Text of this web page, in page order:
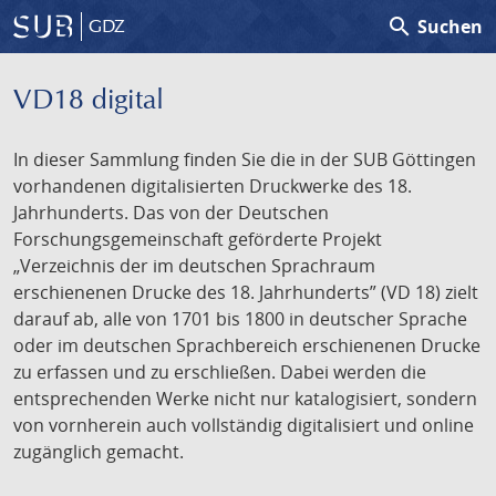
GDZ search Suchen
VD18 digital
In dieser Sammlung finden Sie die in der SUB Göttingen
vorhandenen digitalisierten Druckwerke des 18.
Jahrhunderts. Das von der Deutschen
Forschungsgemeinschaft geförderte Projekt
„Verzeichnis der im deutschen Sprachraum
erschienenen Drucke des 18. Jahrhunderts” (VD 18) zielt
darauf ab, alle von 1701 bis 1800 in deutscher Sprache
oder im deutschen Sprachbereich erschienenen Drucke
zu erfassen und zu erschließen. Dabei werden die
entsprechenden Werke nicht nur katalogisiert, sondern
von vornherein auch vollständig digitalisiert und online
zugänglich gemacht.